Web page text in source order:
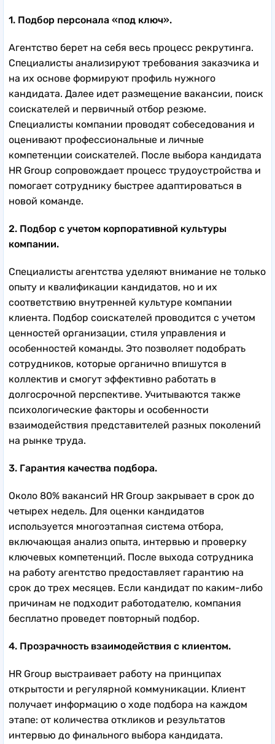
1. Подбор персонала «под ключ».
Агентство берет на себя весь процесс рекрутинга.
Специалисты анализируют требования заказчика и
на их основе формируют профиль нужного
кандидата. Далее идет размещение вакансии, поиск
соискателей и первичный отбор резюме.
Специалисты компании проводят собеседования и
оценивают профессиональные и личные
компетенции соискателей. После выбора кандидата
HR Group сопровождает процесс трудоустройства и
помогает сотруднику быстрее адаптироваться в
новой команде.
2. Подбор с учетом корпоративной культуры
компании.
Специалисты агентства уделяют внимание не только
опыту и квалификации кандидатов, но и их
соответствию внутренней культуре компании
клиента. Подбор соискателей проводится с учетом
ценностей организации, стиля управления и
особенностей команды. Это позволяет подобрать
сотрудников, которые органично впишутся в
коллектив и смогут эффективно работать в
долгосрочной перспективе. Учитываются также
психологические факторы и особенности
взаимодействия представителей разных поколений
на рынке труда.
3. Гарантия качества подбора.
Около 80% вакансий HR Group закрывает в срок до
четырех недель. Для оценки кандидатов
используется многоэтапная система отбора,
включающая анализ опыта, интервью и проверку
ключевых компетенций. После выхода сотрудника
на работу агентство предоставляет гарантию на
срок до трех месяцев. Если кандидат по каким-либо
причинам не подходит работодателю, компания
бесплатно проведет повторный подбор.
4. Прозрачность взаимодействия с клиентом.
HR Group выстраивает работу на принципах
открытости и регулярной коммуникации. Клиент
получает информацию о ходе подбора на каждом
этапе: от количества откликов и результатов
интервью до финального выбора кандидата.